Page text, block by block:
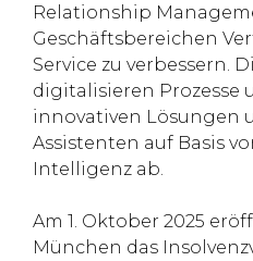
Relationship
Geschäftsbereichen
Service zu verbessern.
digitalisieren Prozesse
innovativen Lösungen
Assistenten auf Basis
Intelligenz ab.
Am 1. Oktober 2025
München das